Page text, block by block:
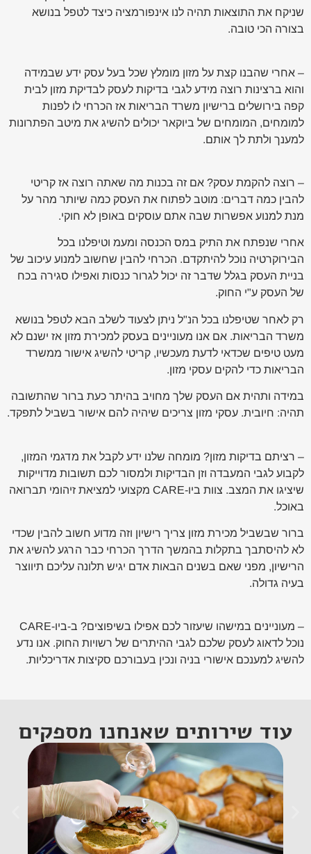
שניקח את התוצאות תהיה לנו אינפורמציה כיצד לטפל בנושא
בצורה הכי טובה.
– אחרי שהבנו קצת על מזון מומלץ שכל בעל עסק ידע שבמידה
והוא ברצינות רוצה מידע לגבי בדיקות לעסק לבדיקת מזון לבית
קפה בירושלים ברישיון משרד הבריאות אז הכרחי לו לפנות
למומחים, המומחים של ביוקאר יכולים להשיג את מיטב הפתרונות
למענך ולתת לך אותם.
– רוצה להקמת עסק? אם זה בכנות מה שאתה רוצה אז קריטי
להבין כמה דברים: מוטב לפתוח את העסק כמה שיותר מהר על
מנת למנוע אפשרות שבה אתם עוסקים באופן לא חוקי.
אחרי שנפתח את התיק במס הכנסה ומעמ וטיפלנו בכל
הבירוקרטיה נוכל להיתקדם. הכרחי להבין שחשוב למנוע עיכוב של
בניית העסק בגלל שדבר זה יכול לגרור כנסות ואפילו סגירה בכח
של העסק ע"י החוק.
רק לאחר שטיפלנו בכל הנ"ל ניתן לצעוד לשלב הבא לטפל בנושא
משרד הבריאות. אם אנו מעוניינים בעסק למכירת מזון אז ישנם לא
מעט טיפים שכדאי לדעת מעכשיו, קריטי להשיג אישור ממשרד
הבריאות כדי להקים עסקי מזון.
במידה ותהית אם העסק שלך מחויב בהיתר כעת ברור שהתשובה
תהיה: חיובית. עסקי מזון צריכים שיהיה להם אישור בשביל לתפקד.
– רציתם בדיקות מזון? מומחה שלנו ידע לקבל את מדגמי המזון,
לקבוע לגבי המעבדה וזן הבדיקות ולמסור לכם תשובות מדוייקות
שיציגו את המצב. צוות ביו-CARE מקצועי למציאת זיהומי תברואה
באוכל.
ברור שבשביל מכירת מזון צריך רישיון וזה מדוע חשוב להבין שכדי
לא להיסתבך בתקלות בהמשך הדרך הכרחי כבר הרגע להשיג את
הרישיון, מפני שאם בשנים הבאות אדם יגיש תלונה עליכם תיווצר
בעיה גדולה.
– מעוניינים במישהו שיעזור לכם אפילו בשיפוצים? ב-ביו-CARE
נוכל לדאוג לעסק שלכם לגבי ההיתרים של רשויות החוק. אנו נדע
להשיג למענכם אישורי בניה ונכין בעבורכם סקיצות אדריכליות.
עוד שירותים שאנחנו מספקים